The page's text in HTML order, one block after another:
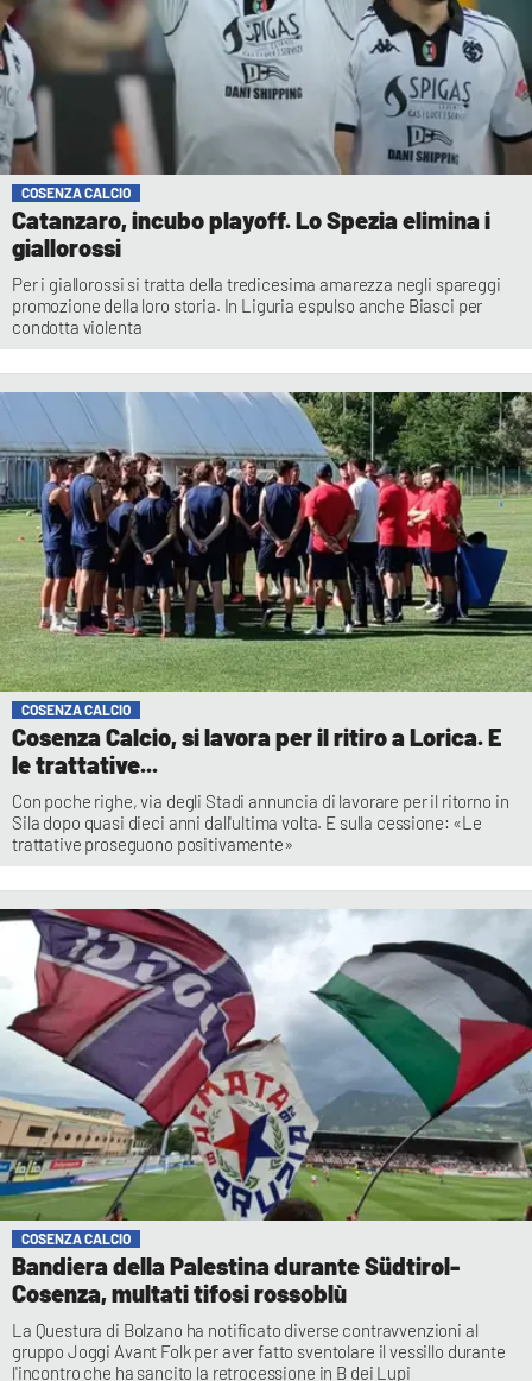
COSENZA CALCIO
Catanzaro, incubo playoff. Lo Spezia elimina i
giallorossi
Per i giallorossi si tratta della tredicesima amarezza negli spareggi
promozione della loro storia. In Liguria espulso anche Biasci per
condotta violenta
COSENZA CALCIO
Cosenza Calcio, si lavora per il ritiro a Lorica. E
le trattative...
Con poche righe, via degli Stadi annuncia di lavorare per il ritorno in
Sila dopo quasi dieci anni dall'ultima volta. E sulla cessione: «Le
trattative proseguono positivamente»
COSENZA CALCIO
Bandiera della Palestina durante Südtirol-
Cosenza, multati tifosi rossoblù
La Questura di Bolzano ha notificato diverse contravvenzioni al
gruppo Joggi Avant Folk per aver fatto sventolare il vessillo durante
l'incontro che ha sancito la retrocessione in B dei Lupi